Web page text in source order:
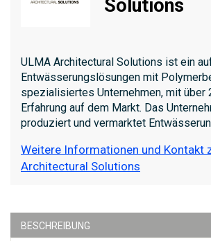
Solutions
ULMA Architectural Solutions ist ein
Entwässerungslösungen mit
spezialisiertes Unternehmen, mit über
Erfahrung auf dem Markt. Das
produziert und vermarktet
Weitere Informationen und Kontakt
Architectural Solutions
BESCHREIBUNG